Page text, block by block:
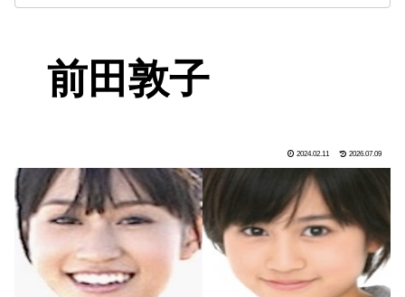
前田敦子
2024.02.11 2026.07.09